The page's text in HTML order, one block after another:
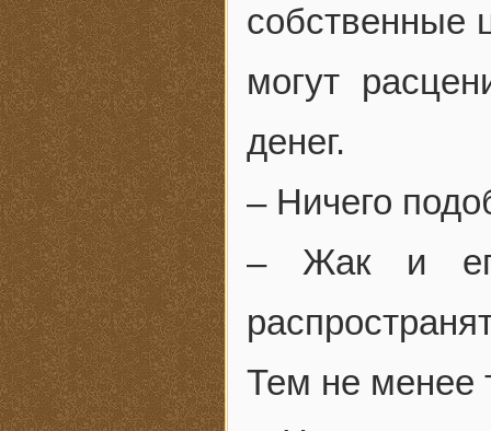
собственные
могут
денег.
– Ничего
– Жак и
Тем не менее